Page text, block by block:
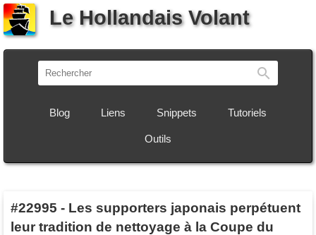
Le Hollandais Volant
Blog Liens Snippets Tutoriels
Outils
#22995 - Les supporters japonais perpétuent
leur tradition de nettoyage à la Coupe du